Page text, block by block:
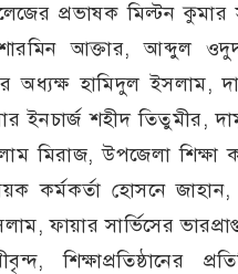
প্রভাষক মিল্টন
আক্তার, আব্দুল
অধ্যক্ষ হামিদুল
ইনচার্জ শহীদ তিতুমীর,
মিরাজ, উপজেলা শিক্ষা
কর্মকর্তা হোসনে
ফায়ার সার্ভিসের
শিক্ষাপ্রতিষ্ঠানের